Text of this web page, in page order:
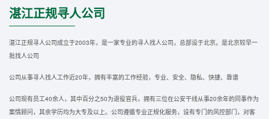
湛江正规寻人公司
湛江正规寻人公司成立于2003年，是一家专业的寻人找人公司，总部设于北京。是北京较早一
批找人公司
公司从事寻人找人工作近20年，拥有丰富的工作经验，专业、安全、隐私、快捷、靠谱
公司现有员工40余人，其中百分之50为退役官兵，拥有三位在公安干线从事20余年的同事作为
案情顾问，其余学历均为大专及以上。公司遵循专业正规化服务，设有专门的风控部门，对客